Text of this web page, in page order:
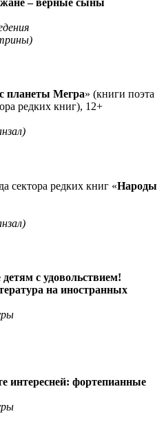
планеты Мегра» (книги поэта
редких книг), 12+
сектора редких книг «Народы
с удовольствием!
на иностранных
интересней: фортепианные